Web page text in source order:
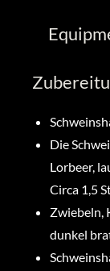
Die
Lorbeer,
Circa 1,5
Zwiebeln,
dunkel